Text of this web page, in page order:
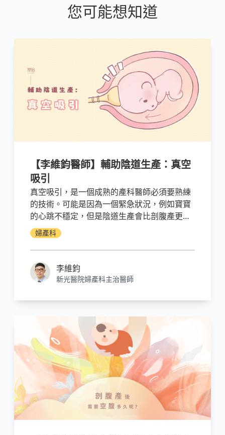
您可能想知道
【李維鈞醫師】輔助陰道生產：真空
吸引
真空吸引，是一個成熟的產科醫師必須要熟練
的技術。可能是因為一個緊急狀況，例如寶寶
的心跳不穩定，但是陰道生產會比剖腹產更快
分娩出寶寶；也有可能是媽媽已經用力到力竭
了。有時候陰道生產，就差一點點。因為我還
沒有練就吸星大法，所以只好靠神兵利器：真
空吸引！
婦產科
李維鈞
新光醫院婦產科主治醫師